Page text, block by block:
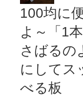
100均に
よ～「1
さばるの
にしてス
べる板